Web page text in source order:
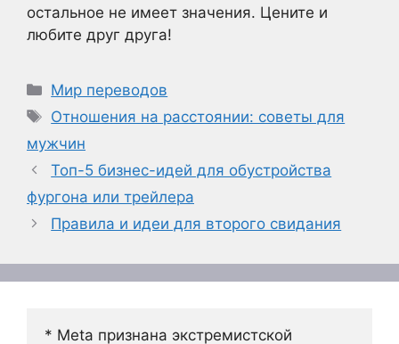
остальное не имеет значения. Цените и
любите друг друга!
Рубрики
Мир переводов
Метки
Отношения на расстоянии: советы для
мужчин
Топ-5 бизнес-идей для обустройства
фургона или трейлера
Правила и идеи для второго свидания
* Meta признана экстремистской